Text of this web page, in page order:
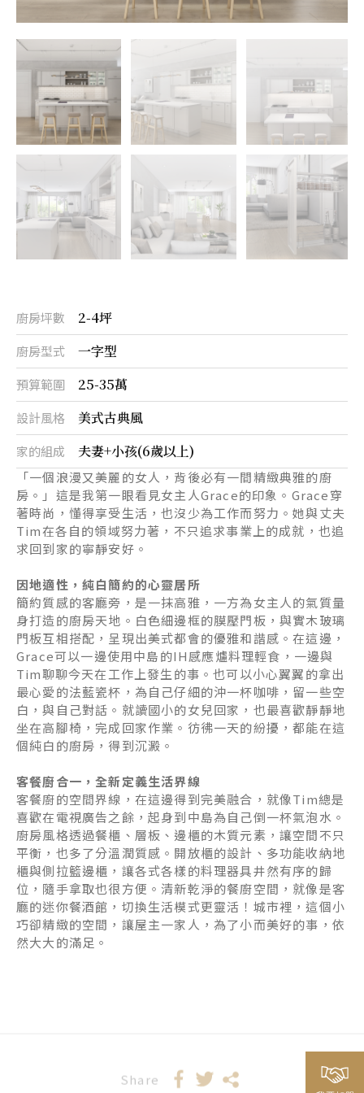
廚房坪數 2-4坪
廚房型式 一字型
預算範圍 25-35萬
設計風格 美式古典風
家的組成 夫妻+小孩(6歲以上)
「一個浪漫又美麗的女人，背後必有一間精緻典雅的廚
房。」這是我第一眼看見女主人Grace的印象。Grace穿
著時尚，懂得享受生活，也沒少為工作而努力。她與丈夫
Tim在各自的領域努力著，不只追求事業上的成就，也追
求回到家的寧靜安好。
因地適性，純白簡約的心靈居所
簡約質感的客廳旁，是一抹高雅，一方為女主人的氣質量
身打造的廚房天地。白色細邊框的膜壓門板，與實木玻璃
門板互相搭配，呈現出美式都會的優雅和諧感。在這邊，
Grace可以一邊使用中島的IH感應爐料理輕食，一邊與
Tim聊聊今天在工作上發生的事。也可以小心翼翼的拿出
最心愛的法藍瓷杯，為自己仔細的沖一杯咖啡，留一些空
白，與自己對話。就讀國小的女兒回家，也最喜歡靜靜地
坐在高腳椅，完成回家作業。彷彿一天的紛擾，都能在這
個純白的廚房，得到沉澱。
客餐廚合一，全新定義生活界線
客餐廚的空間界線，在這邊得到完美融合，就像Tim總是
喜歡在電視廣告之餘，起身到中島為自己倒一杯氣泡水。
廚房風格透過餐櫃、層板、邊櫃的木質元素，讓空間不只
平衡，也多了分溫潤質感。開放櫃的設計、多功能收納地
櫃與側拉籃邊櫃，讓各式各樣的料理器具井然有序的歸
位，隨手拿取也很方便。清新乾淨的餐廚空間，就像是客
廳的迷你餐酒館，切換生活模式更靈活！城市裡，這個小
巧卻精緻的空間，讓屋主一家人，為了小而美好的事，依
然大大的滿足。
Share